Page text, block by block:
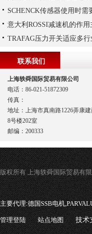
TRAFAG压力开关适应多
联系我们
上海轶舜国际贸易有限公司
电话：86-021-51872309
传真：
地址：上海市真南路1226弄康
8号楼202室
邮编：200333
版权所有 上海轶舜国际贸易有
主要代理:德国SSB电机
管理登陆 站点地图 技术